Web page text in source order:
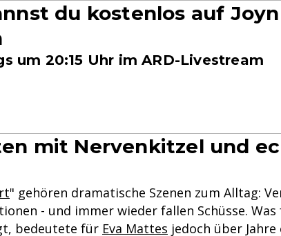
du kostenlos auf Joyn
um 20:15 Uhr im ARD-Livestream
mit Nervenkitzel und
" gehören dramatische Szenen zum Alltag:
- und immer wieder fallen Schüsse.
bedeutete für Eva Mattes jedoch über